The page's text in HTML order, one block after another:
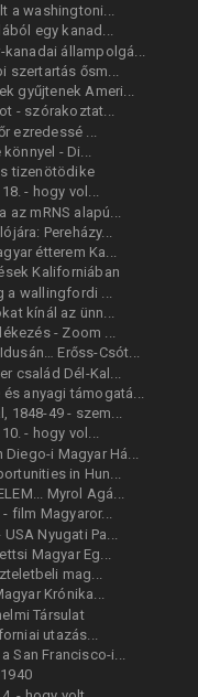
a washingtoni...
egy kanad...
állampolgá...
szertartás ősm...
gyűjtenek Ameri...
- szórakoztat...
ezredessé ...
- Di...
tizenötödike
- hogy vol...
mRNS alapú...
Pereházy...
étterem Ka...
Kaliforniában
wallingfordi ...
kínál az ünn...
- Zoom ...
Erőss-Csót...
család Dél-Kal...
anyagi támogatá...
1848-49 - szem...
- hogy vol...
i Magyar Há...
in Hun...
Myrol Agá...
film Magyaror...
Nyugati Pa...
Magyar Eg...
mag...
Krónika...
Társulat
utazás...
San Francisco-i...